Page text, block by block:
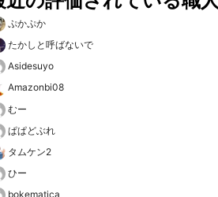
ぷかぷか
たかしと呼ばないで
Asidesuyo
Amazonbi08
むー
ぱぱどぶれ
タムケン2
ひー
bokematica